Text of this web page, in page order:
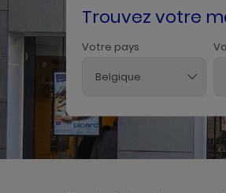
Trouvez votre
Votre pays
Belgique